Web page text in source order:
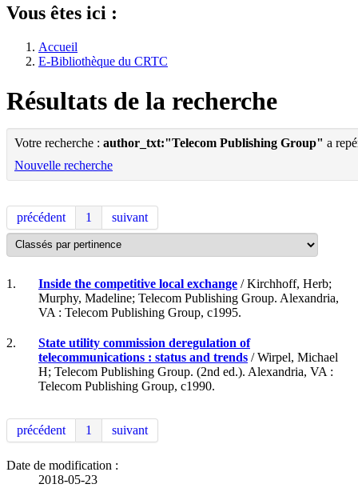
Vous êtes ici :
Accueil
E-Bibliothèque du CRTC
Résultats de la recherche
Votre recherche : author_txt:"Telecom Publishing Group" a
Nouvelle recherche
précédent 1 suivant
1. Inside the competitive local exchange / Kirchhoff, Herb;
Murphy, Madeline; Telecom Publishing Group. Alexandria,
VA : Telecom Publishing Group, c1995.
2.
State utility commission deregulation of
telecommunications : status and trends / Wirpel, Michael
H; Telecom Publishing Group. (2nd ed.). Alexandria, VA :
Telecom Publishing Group, c1990.
précédent 1 suivant
Date de modification :
2018-05-23